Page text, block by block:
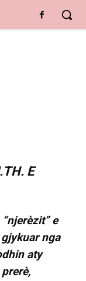
E
e
nga
aty